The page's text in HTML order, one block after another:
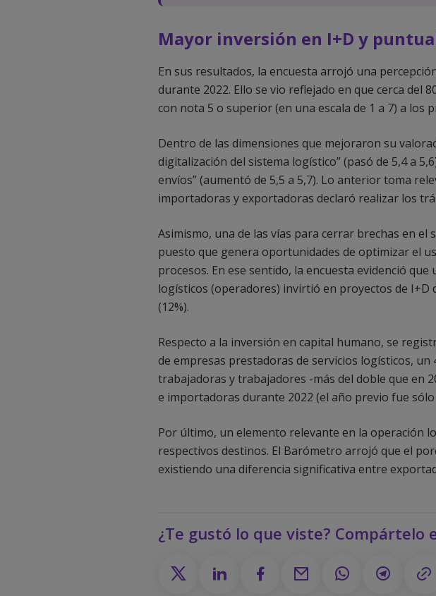
Mayor inversión en I+D y
En sus resultados, la encuesta arrojó una
durante 2022. Ello se vio reflejado en que cerca del
con nota 5 o superior (en una escala de 1 a 7) a
Dentro de las dimensiones que mejoraron su
digitalización del sistema logístico” (pasó de 5,4 a
envíos” (aumentó de 5,5 a 5,7). Lo anterior toma
importadoras y exportadoras declaró realizar los
Asimismo, una de las vías para cerrar brechas en
puesto que genera oportunidades de optimizar el
procesos. En ese sentido, la encuesta evidenció
logísticos (operadores) invirtió en proyectos de I+D
(12%).
Respecto a la inversión en capital humano, se
de empresas prestadoras de servicios logísticos,
trabajadoras y trabajadores -más del doble que en
e importadoras durante 2022 (el año previo fue sólo
Por último, un elemento relevante en la operación
respectivos destinos. El Barómetro arrojó que el
existiendo una diferencia significativa entre
¿Te gustó lo que viste? Compártelo